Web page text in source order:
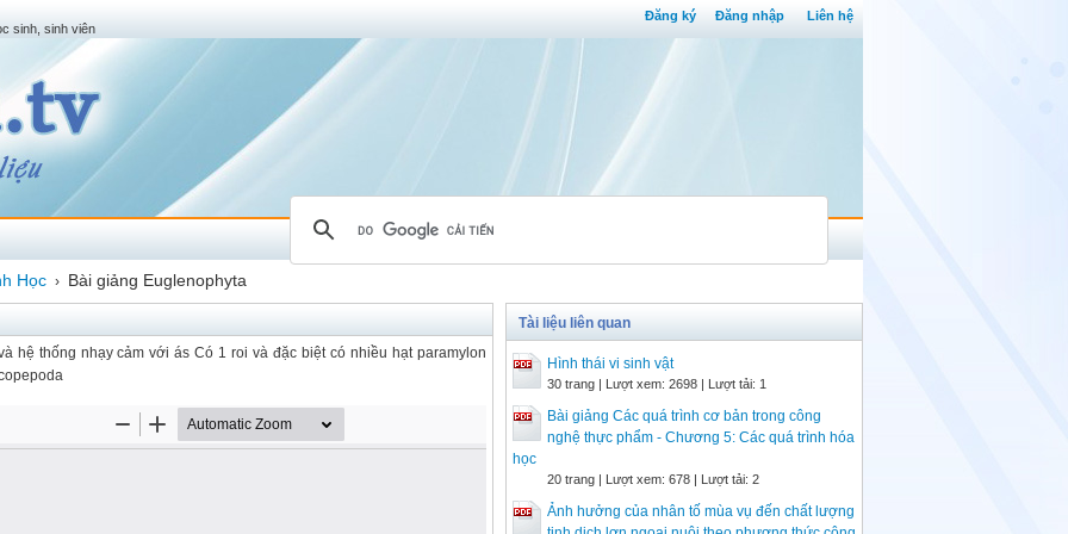
Đăng ký Đăng nhập
Liên hệ
sinh, sinh viên
Học › Bài giảng Euglenophyta
hệ thống nhạy cảm với ás Có 1 roi và đặc biệt có nhiều hạt paramylon
Tài liệu liên quan
Hình thái vi sinh vật
30 trang | Lượt xem: 2698 | Lượt tải: 1
Bài giảng Các quá trình cơ bản trong công
nghệ thực phẩm - Chương 5: Các quá trình hóa
học
20 trang | Lượt xem: 678 | Lượt tải: 2
Ảnh hưởng của nhân tố mùa vụ đến chất lượng